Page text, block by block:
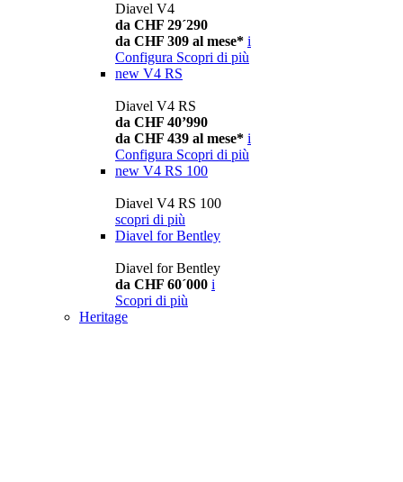
Diavel V4
da CHF 29´290
da CHF 309 al mese* i
Configura Scopri di più
new V4 RS
Diavel V4 RS
da CHF 40’990
da CHF 439 al mese* i
Configura Scopri di più
new V4 RS 100
Diavel V4 RS 100
scopri di più
Diavel for Bentley
Diavel for Bentley
da CHF 60´000 i
Scopri di più
Heritage